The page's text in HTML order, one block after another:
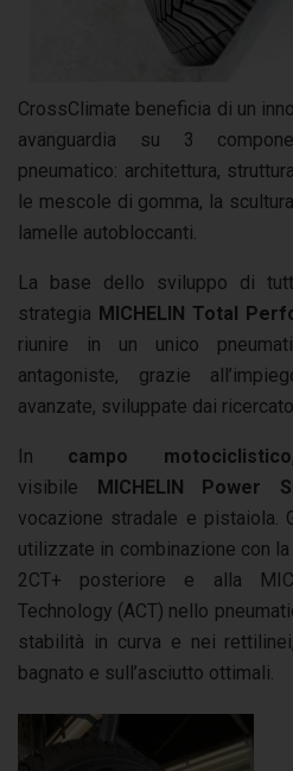
CrossClimate beneficia di un
avanguardia su 3
pneumatico: architettura,
le mescole di gomma, la
lamelle autobloccanti.
La base dello sviluppo di
strategia MICHELIN Total
riunire in un unico
antagoniste, grazie
avanzate, sviluppate dai
In campo motociclistico
visibile MICHELIN Power
vocazione stradale e pistaiola.
utilizzate in combinazione con
2CT+ posteriore e alla
Technology (ACT) nello
stabilità in curva e nei
bagnato e sull’asciutto ottimali.